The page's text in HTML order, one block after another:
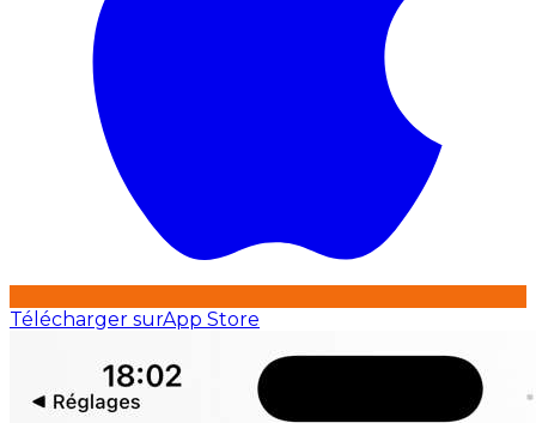
Télécharger surApp Store